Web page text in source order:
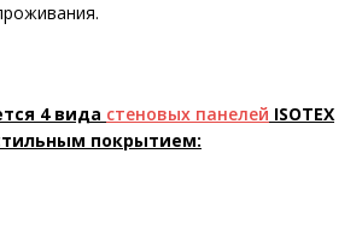
4 вида стеновых панелей ISOTEX
покрытием: